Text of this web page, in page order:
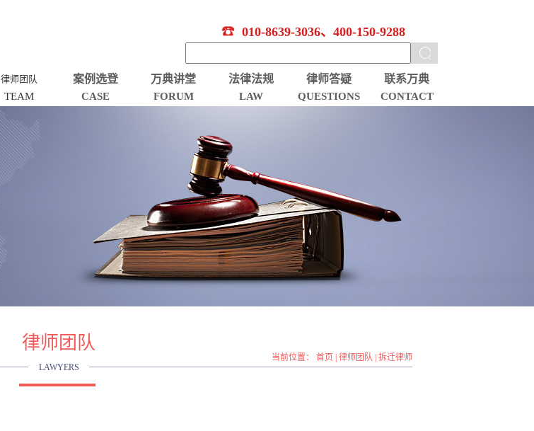
010-8639-3036、400-150-9288
律师团队
TEAM
案例选登
CASE
万典讲堂
FORUM
法律法规
LAW
律师答疑
QUESTIONS
联系万典
CONTACT
律师团队
LAWYERS
当前位置： 首页 律师团队 拆迁律师